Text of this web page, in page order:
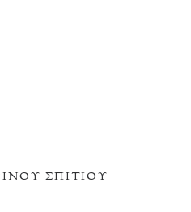
ΣΠΙΤΙΟΎ